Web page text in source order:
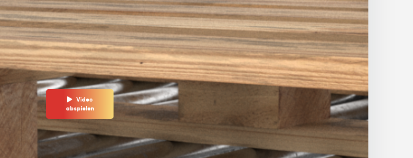
Video
abspielen